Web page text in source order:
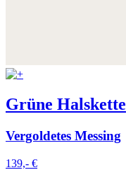
Grüne Halskette
Vergoldetes Messing
139,- €